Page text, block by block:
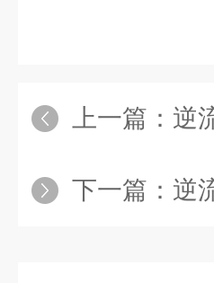
上一篇： 逆
下一篇： 逆